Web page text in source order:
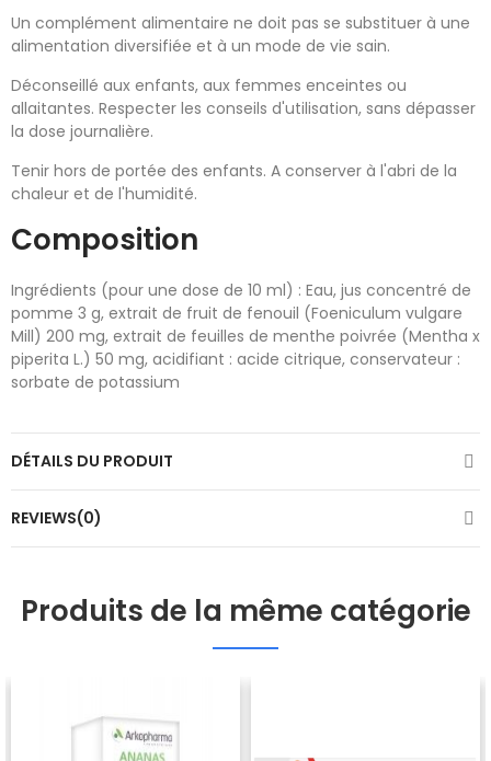
Un complément alimentaire ne doit pas se substituer à une
alimentation diversifiée et à un mode de vie sain.
Déconseillé aux enfants, aux femmes enceintes ou
allaitantes. Respecter les conseils d'utilisation, sans dépasser
la dose journalière.
Tenir hors de portée des enfants. A conserver à l'abri de la
chaleur et de l'humidité.
Composition
Ingrédients (pour une dose de 10 ml) : Eau, jus concentré de
pomme 3 g, extrait de fruit de fenouil (Foeniculum vulgare
Mill) 200 mg, extrait de feuilles de menthe poivrée (Mentha x
piperita L.) 50 mg, acidifiant : acide citrique, conservateur :
sorbate de potassium
DÉTAILS DU PRODUIT
REVIEWS(0)
Produits de la même catégorie